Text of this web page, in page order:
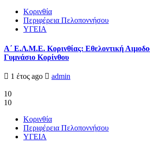
Κορινθία
Περιφέρεια Πελοποννήσου
ΥΓΕΙΑ
Α΄ Ε.Λ.Μ.Ε. Κορινθίας: Εθελοντική
Γυμνάσιο Κορίνθου
1 έτος ago admin
10
10
Κορινθία
Περιφέρεια Πελοποννήσου
ΥΓΕΙΑ